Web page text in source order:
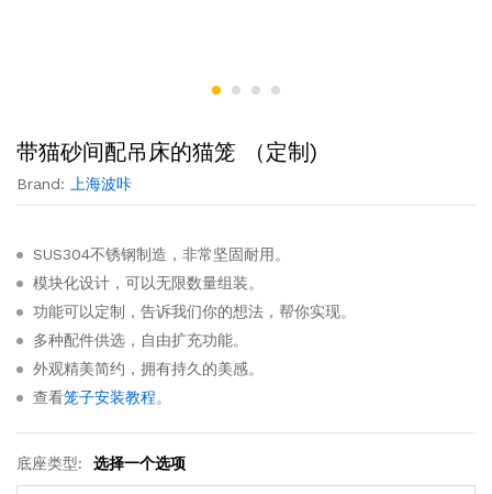
带猫砂间配吊床的猫笼 （定制)
Brand: 上海波咔
SUS304不锈钢制造，非常坚固耐用。
模块化设计，可以无限数量组装。
功能可以定制，告诉我们你的想法，帮你实现。
多种配件供选，自由扩充功能。
外观精美简约，拥有持久的美感。
查看笼子安装教程。
底座类型: 选择一个选项